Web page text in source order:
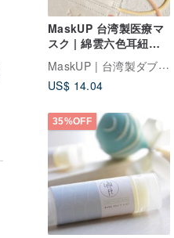
MaskUP 台湾製医療マ
スク | 綿雲六色耳紐シ
リーズ | 30 枚入り個別
包装
MaskUP | 台湾製ダブル刻印医療用マスク
US$ 14.04
35%OFF